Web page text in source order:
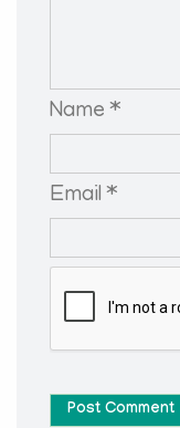
Name *
Email *
Post Comment